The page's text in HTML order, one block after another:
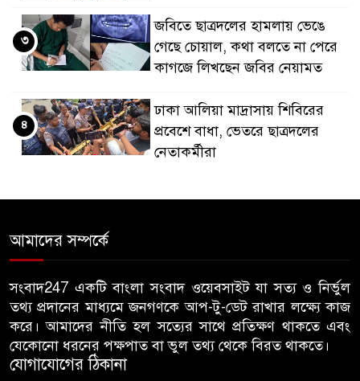
জবিতে ছাত্রদলের হামলায় ভেঙে
গেছে চোয়াল, কথা বলতে না পেরে
কাগজে লিখছেন জবির নেয়ামত
৩
ঢাকা আলিয়া মাদ্রাসায় শিবিরের
প্রবেশে বাধা, ভেতরে ছাত্রদলের
নেতাকর্মীরা
৪
মিছিল করা শিক্ষক নিয়ে চবিতে
সিনেট অধিবেশন আয়োজন,
প্রত্যাখ্যান চাকসুর
৬
আমাদের সম্পর্কে
সংবাদ247 একটি বাংলা সংবাদ ওয়েবসাইট যা সত্য ও নির্ভুল
তথ্য প্রদানের মাধ্যমে জনগণকে আপ-টু-ডেট রাখার লক্ষ্যে কাজ
করে। আমাদের নীতি হল সত্যের সাথে প্রতিক্ষণ থাকতে এবং
যেকোনো ধরনের পক্ষপাত বা ভুল তথ্য থেকে বিরত থাকতে।
যোগাযোগের ঠিকানা